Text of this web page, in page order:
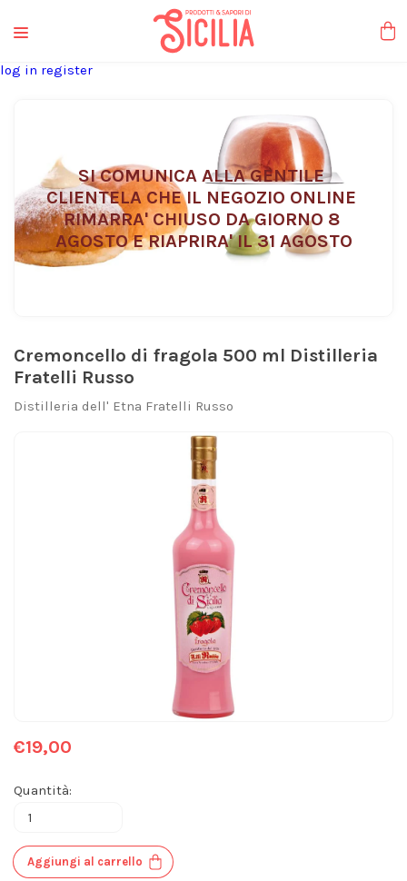
liquori tipici
log in register
SI COMUNICA ALLA GENTILE
CLIENTELA CHE IL NEGOZIO ONLINE
RIMARRA' CHIUSO DA GIORNO 8
AGOSTO E RIAPRIRA' IL 31 AGOSTO
Cremoncello di fragola 500 ml Distilleria
Fratelli Russo
Distilleria dell' Etna Fratelli Russo
€19,00
Quantità:
Aggiungi al carrello